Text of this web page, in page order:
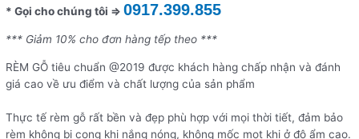
* Gọi cho chúng tôi ⇒0917.399.855
*** Giảm 10% cho đơn hàng tếp theo ***
RÈM GỖ tiêu chuẩn @2019 được khách hàng chấp nhận và đánh
giá cao về ưu điểm và chất lượng của sản phẩm
Thực tế rèm gỗ rất bền và đẹp phù hợp với mọi thời tiết, đảm bảo
rèm không bị cong khi nắng nóng, không mốc mọt khi ở độ ẩm cao.